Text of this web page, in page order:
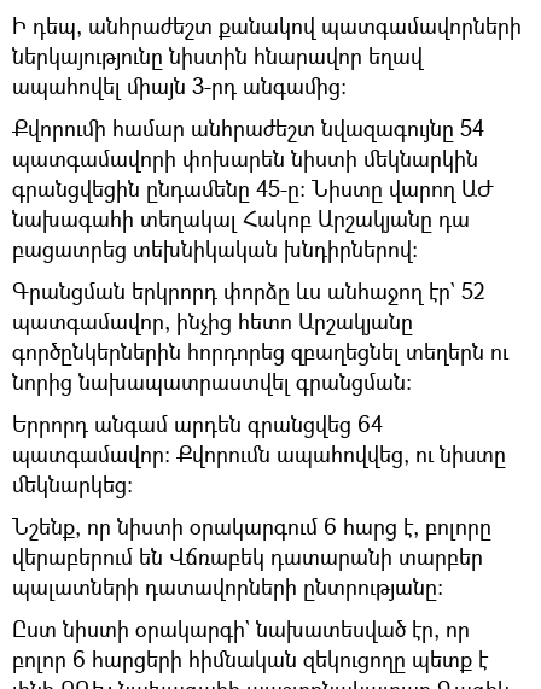
Ի դեպ, անհրաժեշտ քանակով պատգամավորների
ներկայությունը նիստին հնարավոր եղավ
ապահովել միայն 3-րդ անգամից։
Քվորումի համար անհրաժեշտ նվազագույնը 54
պատգամավորի փոխարեն նիստի մեկնարկին
գրանցվեցին ընդամենը 45-ը։ Նիստը վարող ԱԺ
նախագահի տեղակալ Հակոբ Արշակյանը դա
բացատրեց տեխնիկական խնդիրներով։
Գրանցման երկրորդ փորձը ևս անհաջող էր` 52
պատգամավոր, ինչից հետո Արշակյանը
գործընկերներին հորդորեց զբաղեցնել տեղերն ու
նորից նախապատրաստվել գրանցման։
Երրորդ անգամ արդեն գրանցվեց 64
պատգամավոր։ Քվորումն ապահովվեց, ու նիստը
մեկնարկեց։
Նշենք, որ նիստի օրակարգում 6 հարց է, բոլորը
վերաբերում են Վճռաբեկ դատարանի տարբեր
պալատների դատավորների ընտրությանը։
Ըստ նիստի օրակարգի` նախատեսված էր, որ
բոլոր 6 հարցերի հիմնական զեկուցողը պետք է